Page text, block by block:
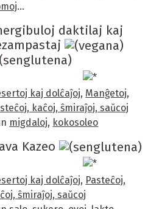
…
daktilaj kaj
kaj dolĉaĵoj, Manĝetoj,
kaĉoj, ŝmiraĵoj, saŭcoj
migdaloj, kokosoleo
Kazeo
kaj dolĉaĵoj, Pasteĉoj,
ŝmiraĵoj, saŭcoj